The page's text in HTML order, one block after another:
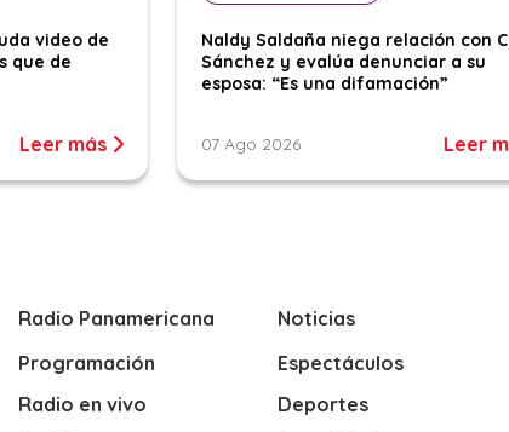
video de
que de
Leer más
Naldy Saldaña niega relación con
Sánchez y evalúa denunciar a su
esposa: “Es una difamación”
07 Ago 2026 Leer
Radio Panamericana
Programación
Radio en vivo
Noticias
Espectáculos
Deportes